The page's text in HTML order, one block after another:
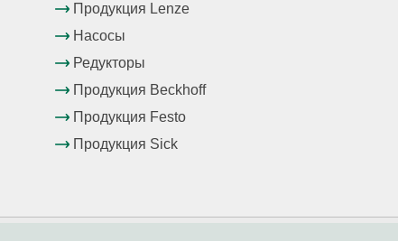
Продукция Lenze
Насосы
Редукторы
Продукция Beckhoff
Продукция Festo
Продукция Sick